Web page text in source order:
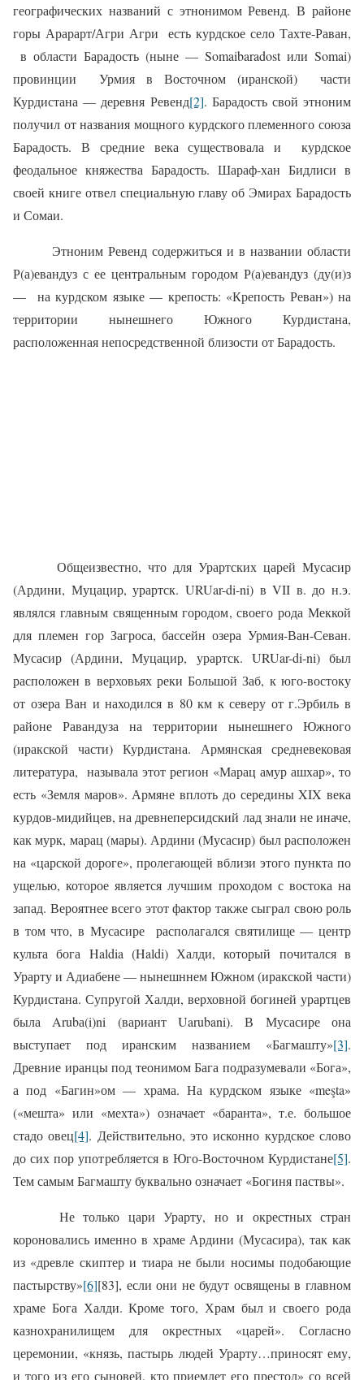
географических названий с этнонимом Ревенд. В районе
горы Арарарт/Агри Агри
есть курдское село Тахте-Раван,
в области Барадость (ныне — Somaibaradost или Somai)
провинции
Урмия в Восточном (иранской)
части
Курдистана — деревня Ревенд[2]. Барадость свой этноним
получил от названия мощного курдского племенного союза
Барадость. В средние века существовала и
курдское
феодальное княжества Барадость. Шараф-хан Бидлиси в
своей книге отвел специальную главу об Эмирах Барадость
и Сомаи.
Этноним Ревенд содержиться и в названии области
Р(а)евандуз с ее центральным городом Р(а)евандуз (ду(и)з
—
на курдском языке — крепость: «Крепость Реван») на
территории нынешнего Южного Курдистана,
расположенная непосредственной близости от Барадость.
Общеизвестно, что для Урартских царей Мусасир
(Ардини, Муцацир, урартск. URUar-di-ni) в VII в. до н.э.
являлся главным священным городом, своего рода Меккой
для племен гор Загроса, бассейн озера Урмия-Ван-Севан.
Мусасир (Ардини, Муцацир, урартск. URUar-di-ni) был
расположен в верховьях реки Большой Заб, к юго-востоку
от озера Ван и находился в 80 км к северу от г.Эрбиль в
районе Равандуза на территории нынешнего Южного
(иракской части) Курдистана. Армянская средневековая
литература, называла этот регион «Марац амур ашхар», то
есть «Земля маров». Армяне вплоть до серединыXIX века
курдов-мидийцев, на древнеперсидский лад знали не иначе,
как мурк, марац (мары). Ардини (Мусасир) был расположен
на «царской дороге», пролегающей вблизи этого пункта по
ущелью, которое является лучшим проходом с востока на
запад. Вероятнее всего этот фактор также сыграл свою роль
в том что, в Мусасире
располагался святилище — центр
культа бога Haldia (Haldi) Халди, который почитался в
Урарту и Адиабене — нынешннем Южном (иракской части)
Курдистана. Супругой Халди, верховной богиней урартцев
была Arubа(i)ni (вариант Uarubani). В Мусасире она
выступает под иранским названием «Багмашту»[3].
Древние иранцы под теонимом Бага подразумевали «Бога»,
а под «Багин»ом — храма. На курдском языке «meşta»
(«мешта» или «мехта») означает «баранта», т.е. большое
стадо овец[4]. Действительно, это исконно курдское слово
до сих пор употребляется в Юго-Восточном Курдистане[5].
Тем самым Багмашту буквально означает «Богиня паствы».
Не только цари Урарту, но и окрестных стран
короновались именно в храме Ардини (Мусасира), так как
из «древле скиптер и тиара не были носимы подобающие
пастырству»[6][83], если они не будут освящены в главном
храме Бога Халди. Кроме того, Храм был и своего рода
казнохранилищем для окрестных «царей». Согласно
церемонии, «князь, пастырь людей Урарту…приносят ему,
и того из его сыновей, кто приемлет его престол» со всей